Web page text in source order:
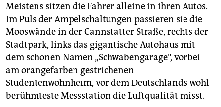
Meistens sitzen die Fahrer alleine in ihren Autos.
Im Puls der Ampelschaltungen passieren sie die
Mooswände in der Cannstatter Straße, rechts der
Stadtpark, links das gigantische Autohaus mit
dem schönen Namen „Schwabengarage“, vorbei
am orangefarben gestrichenen
Studentenwohnheim, vor dem Deutschlands wohl
berühmteste Messstation die Luftqualität misst.